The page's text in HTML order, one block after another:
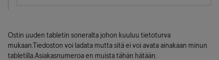
Ostin uuden tabletin soneralta johon kuuluu tietoturva
mukaan.Tiedoston voi ladata mutta sitä ei voi avata ainakaan minun
tabletilla.Asiakasnumeroa en muista tähän hätään.